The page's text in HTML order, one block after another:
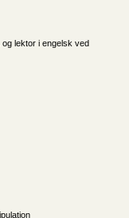
og lektor i engelsk ved